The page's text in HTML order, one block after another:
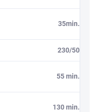
35min.
230/50
55 min.
130 min.